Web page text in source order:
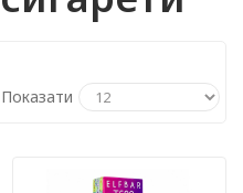
Показати